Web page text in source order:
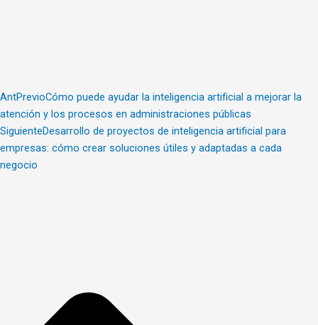
AntPrevioCómo puede ayudar la inteligencia artificial a mejorar la
atención y los procesos en administraciones públicas
SiguienteDesarrollo de proyectos de inteligencia artificial para
empresas: cómo crear soluciones útiles y adaptadas a cada
negocio